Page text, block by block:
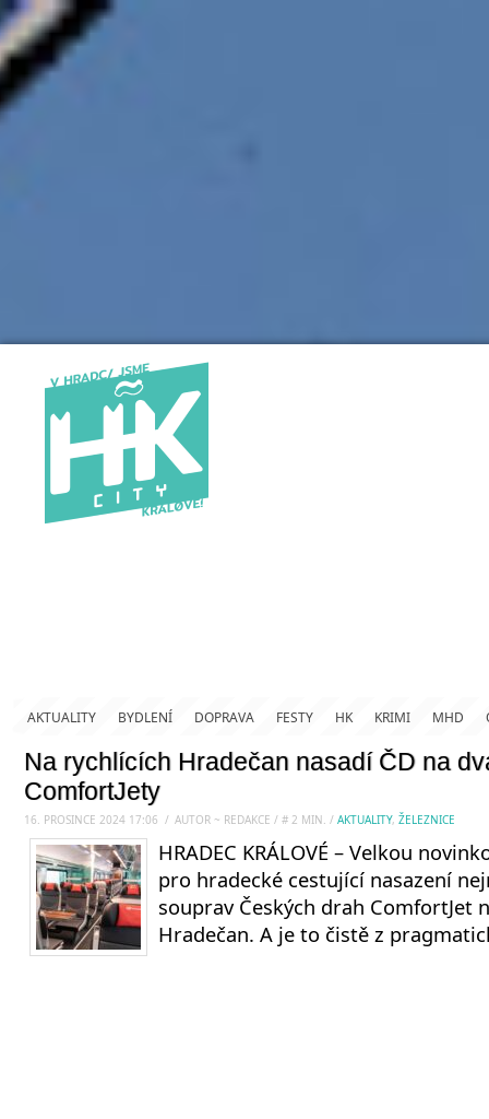
AKTUALITY BYDLENÍ DOPRAVA FESTY HK KRIMI MHD
Na rychlících Hradečan nasadí ČD na
ComfortJety
16. PROSINCE 2024 17:06 / AUTOR ~ REDAKCE / # 2 MIN. / AKTUALITY, ŽELEZNICE
HRADEC KRÁLOVÉ – Velkou
pro hradecké cestující nasazení
souprav Českých drah ComfortJet
Hradečan. A je to čistě z